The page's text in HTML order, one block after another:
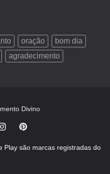
oração
bom dia
agradecimento
Divino
Play são marcas registradas do